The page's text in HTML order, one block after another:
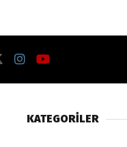
KATEGORILER